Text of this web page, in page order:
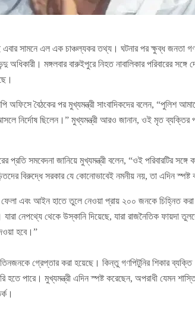
এবার সামনে এল এক চাঞ্চল্যকর তথ্য। ঘটনার পর ক্ষুব্ধ জনতা
মঙ্গলবার বারুইপুরে নিহত নাবালিকার পরিবারের সঙ্গে
অফিসে বৈঠকের পর মুখ্যমন্ত্রী সাংবাদিকদের বলেন, “পুলিশ
নির্দোষ ছিলেন।” মুখ্যমন্ত্রী আরও জানান, ওই মৃত ব্যক্তির
প্রতি সমবেদনা জানিয়ে মুখ্যমন্ত্রী বলেন, “ওই পরিবারটির
বিরুদ্ধে সরকার যে কোনোভাবেই নমনীয় নয়, তা এদিন স্পষ্ট
এবং আইন হাতে তুলে নেওয়া প্রায় ২০০ জনকে চিহ্নিত
নেপথ্যে থেকে উস্কানি দিয়েছে, যারা রাজনৈতিক ফায়দা
হবে।”
গ্রেপ্তার করা হয়েছে। কিন্তু গণপিটুনির শিকার ব্যক্তি
পারে। মুখ্যমন্ত্রী এদিন স্পষ্ট করেছেন, অপরাধী যেমন